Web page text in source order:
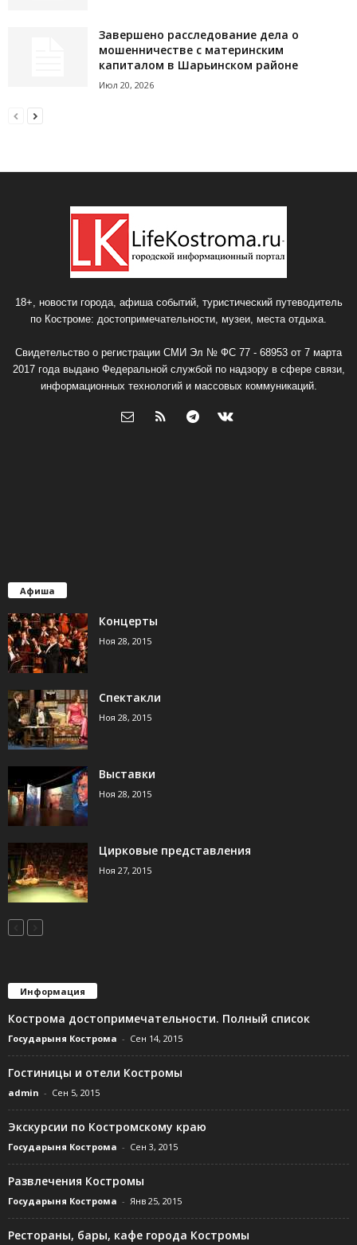
Завершено расследование дела о
мошенничестве с материнским
капиталом в Шарьинском районе
Июл 20, 2026
18+, новости города, афиша событий, туристический путеводитель
по Костроме: достопримечательности, музеи, места отдыха.
Свидетельство о регистрации СМИ Эл № ФС 77 - 68953 от 7 марта
2017 года выдано Федеральной службой по надзору в сфере связи,
информационных технологий и массовых коммуникаций.
Афиша
Концерты
Ноя 28, 2015
Спектакли
Ноя 28, 2015
Выставки
Ноя 28, 2015
Цирковые представления
Ноя 27, 2015
Информация
Кострома достопримечательности. Полный список
Государыня Кострома - Сен 14, 2015
Гостиницы и отели Костромы
admin - Сен 5, 2015
Экскурсии по Костромскому краю
Государыня Кострома - Сен 3, 2015
Развлечения Костромы
Государыня Кострома - Янв 25, 2015
Рестораны, бары, кафе города Костромы